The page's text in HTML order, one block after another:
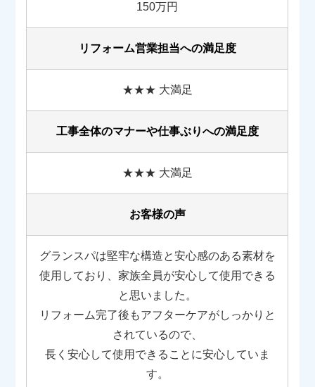
150万円
リフォーム営業担当への満足度
★★★ 大満足
工事全体のマナーや仕事ぶりへの満足度
★★★ 大満足
お客様の声
グランスパは堅牢な構造と安心感のある素材を
使用しており、家族全員が安心して使用できる
と思いました。
リフォーム完了後もアフターケアがしっかりと
されているので、
長く安心して使用できることに安心していま
す。